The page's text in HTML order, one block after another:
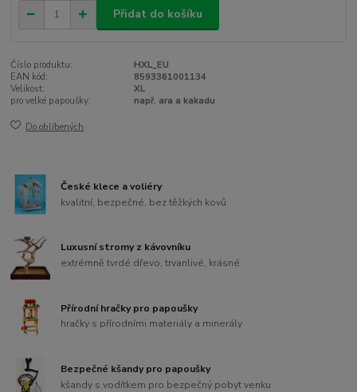
Přidat do košíku
Číslo produktu:
HXL_EU
EAN kód:
8593361001134
Velikost:
XL
pro velké papoušky:
např. ara a kakadu
Do oblíbených
České klece a voliéry
kvalitní, bezpečné, bez těžkých kovů
Luxusní stromy z kávovníku
extrémně tvrdé dřevo, trvanlivé, krásné
Přírodní hračky pro papoušky
hračky s přírodními materiály a minerály
Bezpečné kšandy pro papoušky
kšandy s vodítkem pro bezpečný pobyt venku